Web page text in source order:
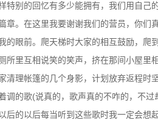
特别的回忆有多少能拥有，我们用自己
章。在这里我要谢谢我们的营员，你们
的眼前。爬天梯时大家的相互鼓励，爬
所里互相说笑的笑声，挤在那间小屋里
清理帐篷的几个身影，计划放弃返程时
调的歌(说真的，歌声真的不咋的，不
后的以后每当听到这些歌时我一定会想